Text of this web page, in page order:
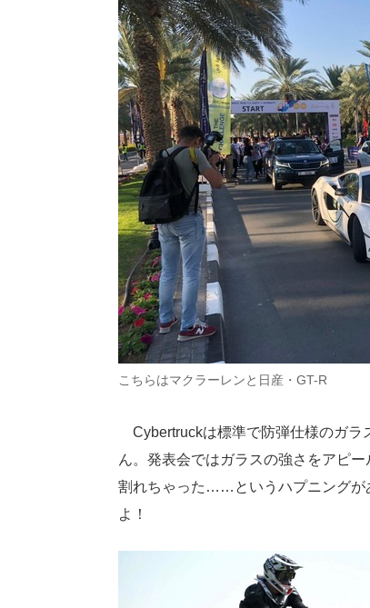
こちらはマクラーレンと日産・GT-R
Cybertruckは標準で防弾仕様のガラ
ん。発表会ではガラスの強さをアピ
割れちゃった……というハプニングが
よ！